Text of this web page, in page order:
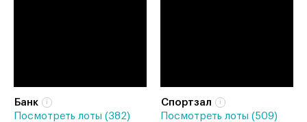
Банк
Посмотреть лоты (382)
Спортзал
Посмотреть лоты (509)